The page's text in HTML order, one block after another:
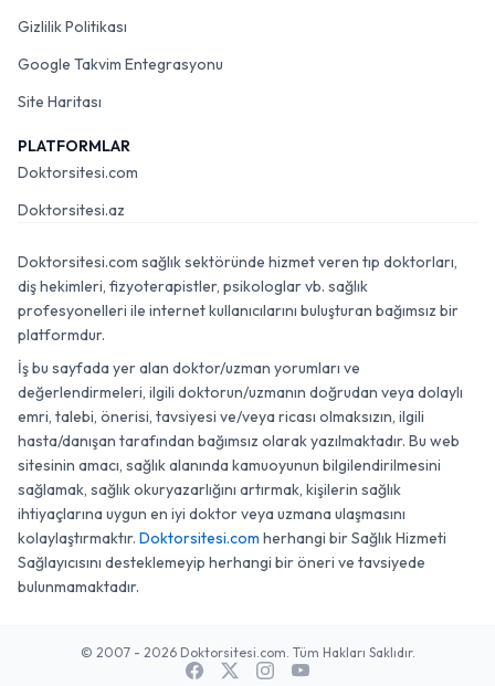
Gizlilik Politikası
Google Takvim Entegrasyonu
Site Haritası
PLATFORMLAR
Doktorsitesi.com
Doktorsitesi.az
Doktorsitesi.com sağlık sektöründe hizmet veren tıp doktorları,
diş hekimleri, fizyoterapistler, psikologlar vb. sağlık
profesyonelleri ile internet kullanıcılarını buluşturan bağımsız bir
platformdur.
İş bu sayfada yer alan doktor/uzman yorumları ve
değerlendirmeleri, ilgili doktorun/uzmanın doğrudan veya dolaylı
emri, talebi, önerisi, tavsiyesi ve/veya ricası olmaksızın, ilgili
hasta/danışan tarafından bağımsız olarak yazılmaktadır. Bu web
sitesinin amacı, sağlık alanında kamuoyunun bilgilendirilmesini
sağlamak, sağlık okuryazarlığını artırmak, kişilerin sağlık
ihtiyaçlarına uygun en iyi doktor veya uzmana ulaşmasını
kolaylaştırmaktır. Doktorsitesi.com herhangi bir Sağlık Hizmeti
Sağlayıcısını desteklemeyip herhangi bir öneri ve tavsiyede
bulunmamaktadır.
© 2007 - 2026 Doktorsitesi.com. Tüm Hakları Saklıdır.